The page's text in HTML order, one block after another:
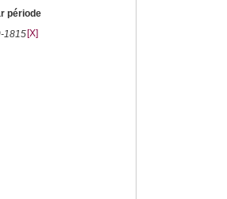
période
1815[X]